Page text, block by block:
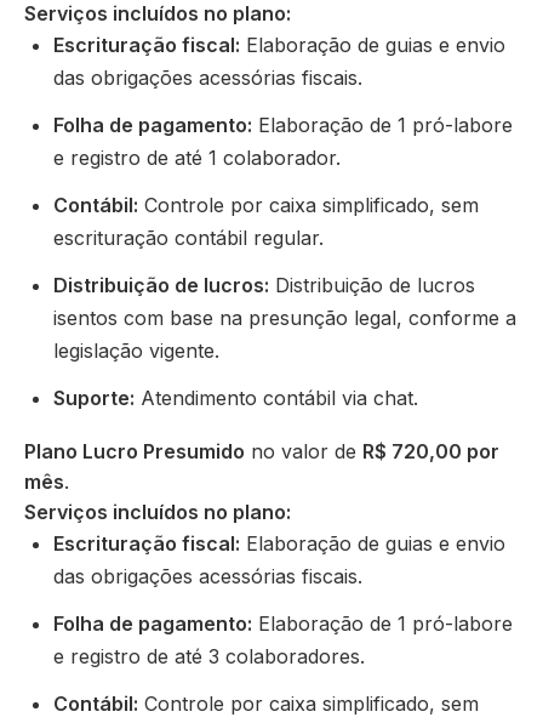
Serviços incluídos no plano:
Escrituração fiscal: Elaboração de guias e envio
das obrigações acessórias fiscais.
Folha de pagamento: Elaboração de 1 pró-labore
e registro de até 1 colaborador.
Contábil: Controle por caixa simplificado, sem
escrituração contábil regular.
Distribuição de lucros: Distribuição de lucros
isentos com base na presunção legal, conforme a
legislação vigente.
Suporte: Atendimento contábil via chat.
Plano Lucro Presumido no valor de R$ 720,00 por
mês.
Serviços incluídos no plano:
Escrituração fiscal: Elaboração de guias e envio
das obrigações acessórias fiscais.
Folha de pagamento: Elaboração de 1 pró-labore
e registro de até 3 colaboradores.
Contábil: Controle por caixa simplificado, sem